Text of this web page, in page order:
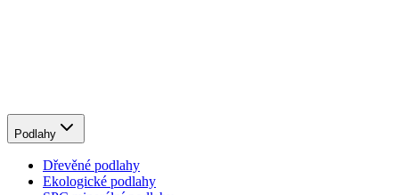
Podlahy
Dřevěné podlahy
Ekologické podlahy